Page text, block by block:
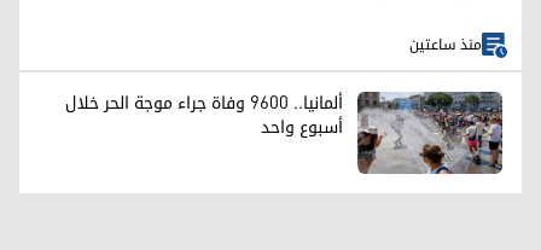
منذ ساعتين
ألمانيا.. 9600 وفاة جراء موجة الحر خلال
أسبوع واحد